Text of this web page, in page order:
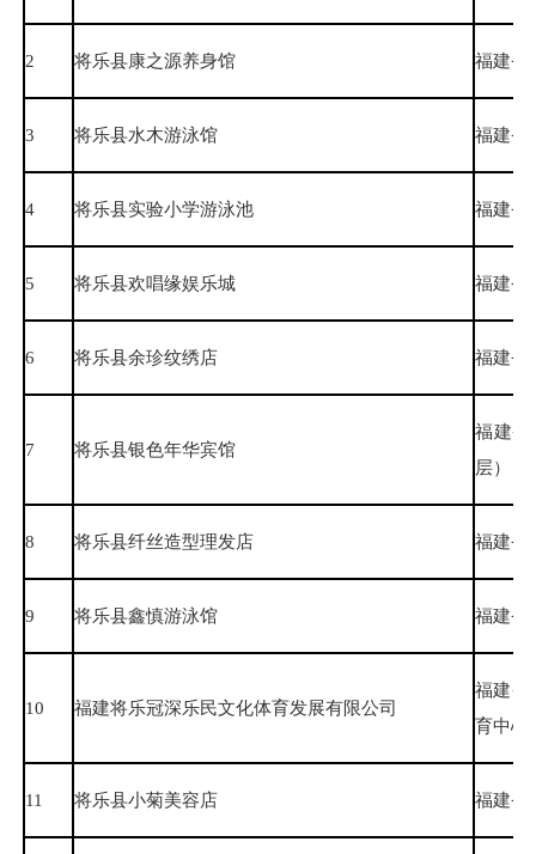
2 将乐县康之源养身馆 福建省
3 将乐县水木游泳馆 福建省
4 将乐县实验小学游泳池 福建省
5 将乐县欢唱缘娱乐城 福建省
6 将乐县余珍纹绣店 福建省
7 将乐县银色年华宾馆
福建省
层）
8 将乐县纤丝造型理发店 福建省
9 将乐县鑫慎游泳馆 福建省
10 福建将乐冠深乐民文化体育发展有限公司
福建省
育中心
11 将乐县小菊美容店 福建省